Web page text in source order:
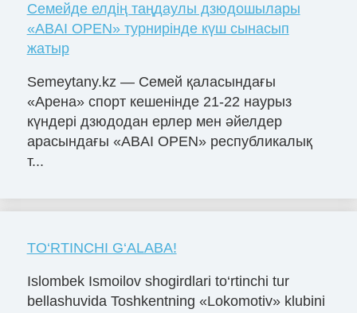
Семейде елдің таңдаулы дзюдошылары
«ABAI OPEN» турнирінде күш сынасып
жатыр
Semeytany.kz — Семей қаласындағы
«Арена» спорт кешенінде 21-22 наурыз
күндері дзюдодан ерлер мен әйелдер
арасындағы «ABAI OPEN» республикалық
т...
TO‘RTINCHI G‘ALABA!
Islombek Ismoilov shogirdlari to‘rtinchi tur
bellashuvida Toshkentning «Lokomotiv» klubini